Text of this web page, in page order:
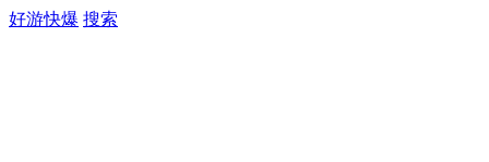
好游快爆 搜索